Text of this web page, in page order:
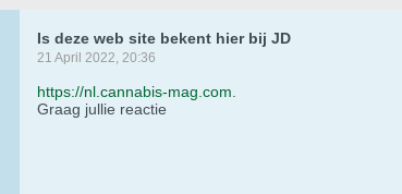
Is deze web site bekent hier bij JD
21 April 2022, 20:36
https://nl.cannabis-mag.com
Graag jullie reactie